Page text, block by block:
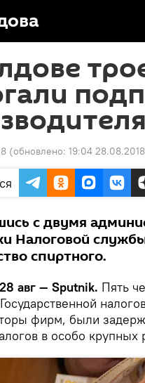
(обновлено: 19:04 28.08.2018
с двумя
Налоговой
спиртного.
авг — Sputnik. Пять
фирм, были
в особо крупных